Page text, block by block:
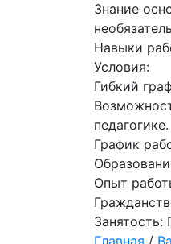
Знание
Навыки
Условия:
Гибкий
педагогике.
График
Опыт
Занятость:
Главная /